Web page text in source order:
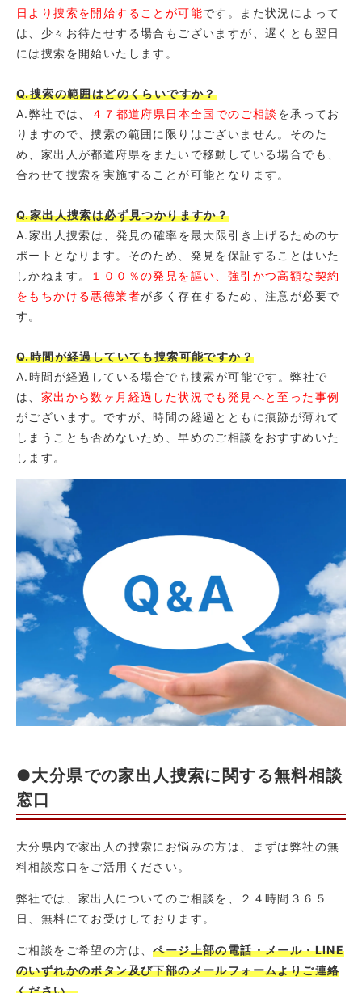
日より捜索を開始することが可能です。また状況によって
は、少々お待たせする場合もございますが、遅くとも翌日
には捜索を開始いたします。
Q.捜索の範囲はどのくらいですか？
A.弊社では、
４７都道府県日本全国でのご相談 を承ってお
りますので、捜索の範囲に限りはございません。そのた
め、家出人が都道府県をまたいで移動している場合でも、
合わせて捜索を実施することが可能となります。
Q.家出人捜索は必ず見つかりますか？
A.家出人捜索は、発見の確率を最大限引き上げるためのサ
ポートとなります。そのため、発見を保証することはいた
しかねます。
１００％の発見を謳い、強引かつ高額な契約
をもちかける悪徳業者が多く存在するため、注意が必要で
す。
Q.時間が経過していても捜索可能ですか？
A.時間が経過している場合でも捜索が可能です。弊社で
は、 家出から数ヶ月経過した状況でも発見へと至った事例
がございます。ですが、時間の経過とともに痕跡が薄れて
しまうことも否めないため、早めのご相談をおすすめいた
します。
●大分県での家出人捜索に関する無料相談
窓口
大分県内で家出人の捜索にお悩みの方は、まずは弊社の無
料相談窓口をご活用ください。
弊社では、家出人についてのご相談を、２４時間３６５
日、無料にてお受けしております。
ご相談をご希望の方は、ページ上部の電話・メール・LINE
のいずれかのボタン及び下部のメールフォームよりご連絡
ください。